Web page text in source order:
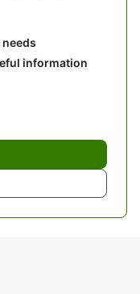
information